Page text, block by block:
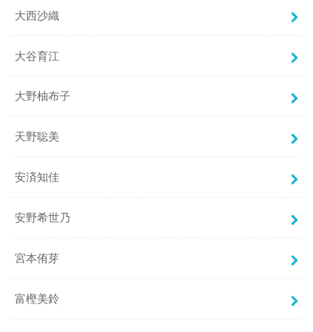
大西沙織
大谷育江
大野柚布子
天野聡美
安済知佳
安野希世乃
宮本侑芽
富樫美鈴